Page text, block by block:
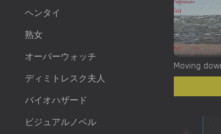
ヘンタイ
熟女
オーバーウォッチ
ディミトレスク夫人
バイオハザード
ビジュアルノベル